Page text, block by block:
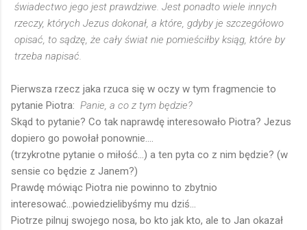
świadectwo jego jest prawdziwe. Jest ponadto wiele innych
rzeczy, których Jezus dokonał, a które, gdyby je szczegółowo
opisać, to sądzę, że cały świat nie pomieściłby ksiąg, które by
trzeba napisać.
Pierwsza rzecz jaka rzuca się w oczy w tym fragmencie to
pytanie Piotra: Panie, a co z tym będzie?
Skąd to pytanie? Co tak naprawdę interesowało Piotra? Jezus
dopiero go powołał ponownie....
(trzykrotne pytanie o miłość...) a ten pyta co z nim będzie? (w
sensie co będzie z Janem?)
Prawdę mówiąc Piotra nie powinno to zbytnio
interesować...powiedzielibyśmy mu dziś...
Piotrze pilnuj swojego nosa, bo kto jak kto, ale to Jan okazał